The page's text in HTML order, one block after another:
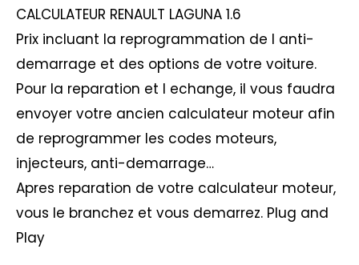
CALCULATEUR RENAULT LAGUNA 1.6
Prix incluant la reprogrammation de l anti-
demarrage et des options de votre voiture.
Pour la reparation et l echange, il vous faudra
envoyer votre ancien calculateur moteur afin
de reprogrammer les codes moteurs,
injecteurs, anti-demarrage…
Apres reparation de votre calculateur moteur,
vous le branchez et vous demarrez. Plug and
Play